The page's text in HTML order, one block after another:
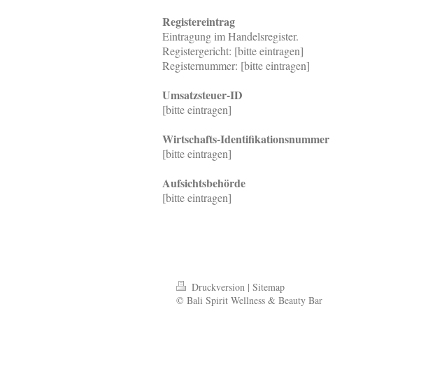
Registereintrag
Eintragung im Handelsregister.
Registergericht: [bitte eintragen]
Registernummer: [bitte eintragen]
Umsatzsteuer-ID
[bitte eintragen]
Wirtschafts-Identifikationsnummer
[bitte eintragen]
Aufsichtsbehörde
[bitte eintragen]
Druckversion | Sitemap
© Bali Spirit Wellness & Beauty Bar